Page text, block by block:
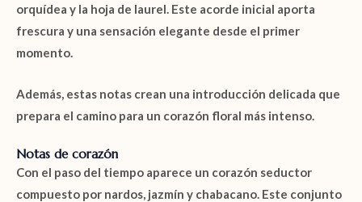
orquídea y la hoja de laurel. Este acorde inicial aporta
frescura y una sensación elegante desde el primer
momento.
Además, estas notas crean una introducción delicada que
prepara el camino para un corazón floral más intenso.
Notas de corazón
Con el paso del tiempo aparece un corazón seductor
compuesto por nardos, jazmín y chabacano. Este conjunto